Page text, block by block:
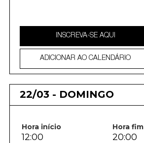
INSCREVA-SE AQUI
ADICIONAR AO CALENDÁRIO
22/03 - DOMINGO
Hora início Hora fim
12:00 20:00